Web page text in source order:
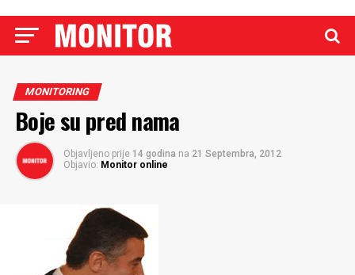
MONITORING
Boje su pred nama
Objavljeno prije 14 godina na 21 Septembra, 2012
Objavio: Monitor online